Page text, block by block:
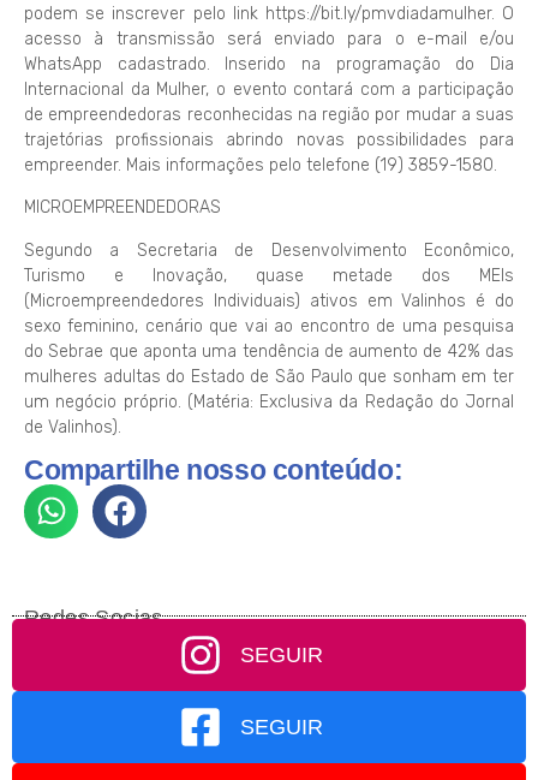
podem se inscrever pelo link https://bit.ly/pmvdiadamulher. O
acesso à transmissão será enviado para o e-mail e/ou
WhatsApp cadastrado. Inserido na programação do Dia
Internacional da Mulher, o evento contará com a participação
de empreendedoras reconhecidas na região por mudar a suas
trajetórias profissionais abrindo novas possibilidades para
empreender. Mais informações pelo telefone (19) 3859-1580.
MICROEMPREENDEDORAS
Segundo a Secretaria de Desenvolvimento Econômico,
Turismo e Inovação, quase metade dos MEIs
(Microempreendedores Individuais) ativos em Valinhos é do
sexo feminino, cenário que vai ao encontro de uma pesquisa
do Sebrae que aponta uma tendência de aumento de 42% das
mulheres adultas do Estado de São Paulo que sonham em ter
um negócio próprio. (Matéria: Exclusiva da Redação do Jornal
de Valinhos).
Compartilhe nosso conteúdo:
Redes Socias
SEGUIR
SEGUIR